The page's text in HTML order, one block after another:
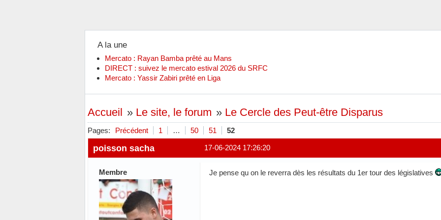
A la une
Mercato : Rayan Bamba prêté au Mans
DIRECT : suivez le mercato estival 2026 du SRFC
Mercato : Yassir Zabiri prêté en Liga
Accueil » Le site, le forum » Le Cercle des Peut-être Disparus
Pages: Précédent 1 … 50 51 52
17-06-2024 17:26:20
poisson sacha
Membre Je pense qu on le reverra dès les résultats du 1er tour des législatives